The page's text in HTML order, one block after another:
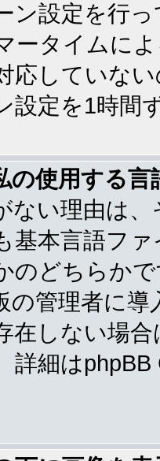
ン設定を行
ータイムに
応していな
設定を1時間
の使用する
ない理由は
基本言語フ
のどちらか
の管理者に
在しない場
詳細は